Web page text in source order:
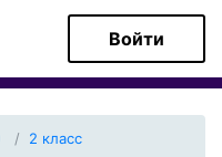
Войти
2 класс